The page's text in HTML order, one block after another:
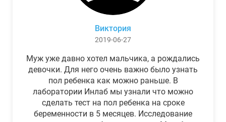
Виктория
2019-06-27
Муж уже давно хотел мальчика, а рождались
девочки. Для него очень важно было узнать
пол ребенка как можно раньше. В
лаборатории Инлаб мы узнали что можно
сделать тест на пол ребенка на сроке
беременности в 5 месяцев. Исследование